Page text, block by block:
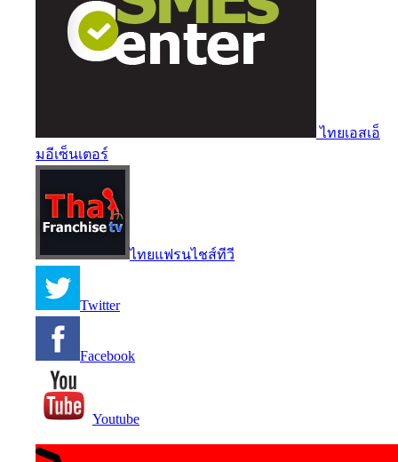
ไทยเอสเอ็
มอีเซ็นเตอร์
ไทยแฟรนไชส์ทีวี
Twitter
Facebook
Youtube